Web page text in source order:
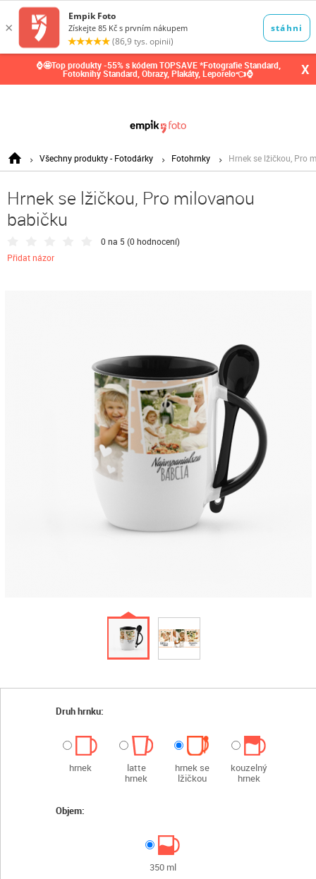
⌚🤩Top produkty -55% s kódem TOPSAVE *Fotografie Standard,
Fotoknihy Standard, Obrazy, Plakáty, Leporelo👈⌚ X
Všechny produkty - Fotodárky Fotohrnky Hrnek se lžičkou, Pro
Hrnek se lžičkou, Pro milovanou
babičku
0 na 5 (0 hodnocení)
Přidat názor
Druh hrnku:
hrnek
latte
hrnek
hrnek se
lžičkou
kouzelný
hrnek
Objem:
350 ml